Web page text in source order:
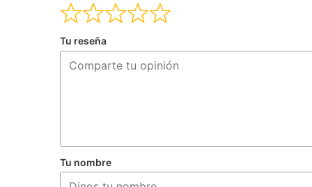
Tu reseña
Tu nombre